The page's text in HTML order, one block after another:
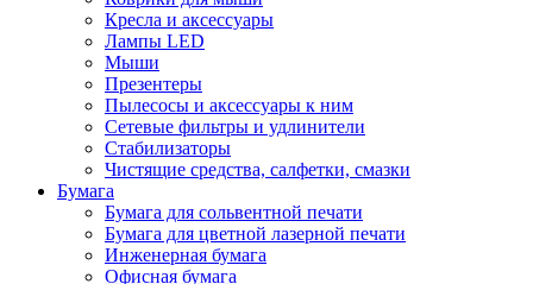
Кресла и аксессуары
Лампы LED
Мыши
Презентеры
Пылесосы и аксессуары к ним
Сетевые фильтры и удлинители
Стабилизаторы
Чистящие средства, салфетки, смазки
Бумага
Бумага для сольвентной печати
Бумага для цветной лазерной печати
Инженерная бумага
Офисная бумага